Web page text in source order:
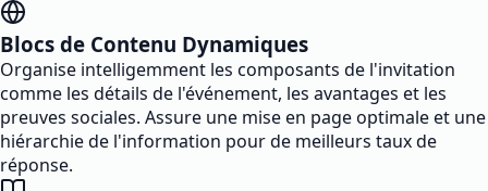
Blocs de Contenu Dynamiques
Organise intelligemment les composants de l'invitation
comme les détails de l'événement, les avantages et les
preuves sociales. Assure une mise en page optimale et une
hiérarchie de l'information pour de meilleurs taux de
réponse.